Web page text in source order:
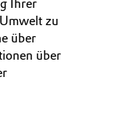
Ihrer
zu
über
über